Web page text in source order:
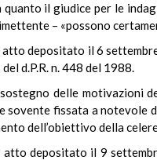
il giudice per le
– «possono
atto depositato il 6
d.P.R. n. 448 del 1988.
delle motivazioni
sovente fissata a notevole
dell’obiettivo della
atto depositato il 9